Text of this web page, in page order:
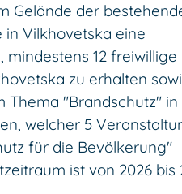
Gelände der
in Vilkhovetska eine
12 freiwillige
zu erhalten
Thema "Brandschutz"
welcher 5
für die Bevölkerung"
ist von 2026 bis